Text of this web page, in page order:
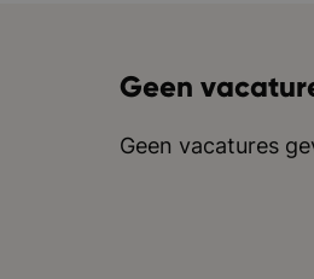
Geen
Geen vacatures